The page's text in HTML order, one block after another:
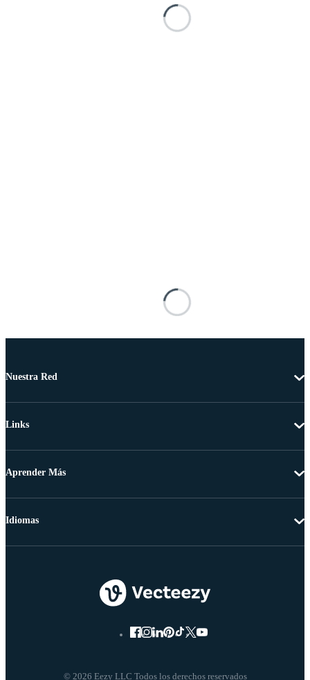
Nuestra Red
Links
Aprender Más
© 2026 Eezy LLC Todos los derechos reservados
Idiomas